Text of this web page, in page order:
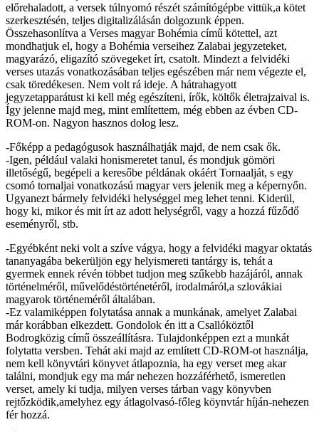
előrehaladott, a versek túlnyomó részét számítógépbe vittük,a kötet
szerkesztésén, teljes digitalizálásán dolgozunk éppen.
Összehasonlítva a Verses magyar Bohémia című kötettel, azt
mondhatjuk el, hogy a Bohémia verseihez Zalabai jegyzeteket,
magyarázó, eligazító szövegeket írt, csatolt. Mindezt a felvidéki
verses utazás vonatkozásában teljes egészében már nem végezte el,
csak töredékesen. Nem volt rá ideje. A hátrahagyott
jegyzetapparátust ki kell még egészíteni, írők, költők életrajzaival is.
Így jelenne majd meg, mint említettem, még ebben az évben CD-
ROM-on. Nagyon hasznos dolog lesz.
-Főképp a pedagógusok használhatják majd, de nem csak ők.
-Igen, például valaki honismeretet tanul, és mondjuk gömöri
illetőségű, begépeli a keresőbe példának okáért Tornaalját, s egy
csomó tornaljai vonatkozású magyar vers jelenik meg a képernyőn.
Ugyanezt bármely felvidéki helységgel meg lehet tenni. Kiderül,
hogy ki, mikor és mit írt az adott helységről, vagy a hozzá fűződő
eseményről, stb.
-Egyébként neki volt a szíve vágya, hogy a felvidéki magyar oktatás
tananyagába bekerüljön egy helyismereti tantárgy is, tehát a
gyermek ennek révén többet tudjon meg szűkebb hazájáról, annak
történelméről, művelődéstörténetéről, irodalmáról,a szlovákiai
magyarok történeméről általában.
-Ez valamiképpen folytatása annak a munkának, amelyet Zalabai
már korábban elkezdett. Gondolok én itt a Csallóköztől
Bodrogközig című összeállításra. Tulajdonképpen ezt a munkát
folytatta versben. Tehát aki majd az említett CD-ROM-ot használja,
nem kell könyvtári könyvet átlapoznia, ha egy verset meg akar
találni, mondjuk egy ma már nehezen hozzáférhető, ismeretlen
verset, amely ki tudja, milyen verses tárban vagy könyvben
rejtőzködik,amelyhez egy átlagolvasó-főleg köynvtár híján-nehezen
fér hozzá.